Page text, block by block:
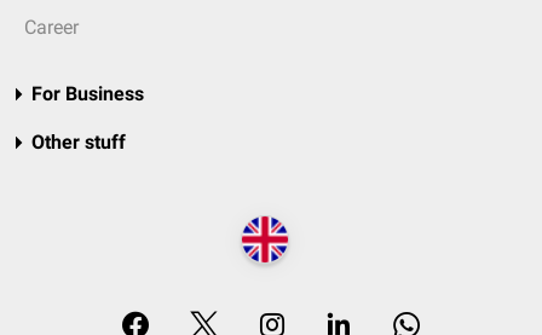
Career
For Business
Other stuff